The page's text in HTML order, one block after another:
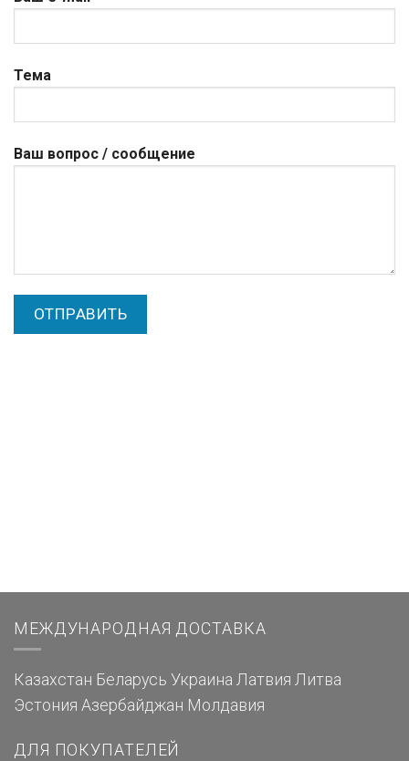
Тема
Ваш вопрос / сообщение
МЕЖДУНАРОДНАЯ ДОСТАВКА
Казахстан Беларусь Украина Латвия Литва
Эстония Азербайджан Молдавия
ДЛЯ ПОКУПАТЕЛЕЙ